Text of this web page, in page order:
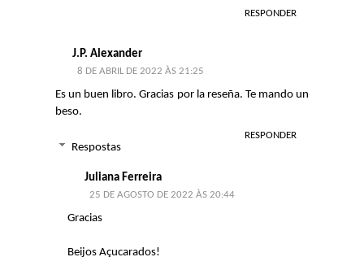
RESPONDER
J.P. Alexander
8 DE ABRIL DE 2022 ÀS 21:25
Es un buen libro. Gracias por la reseña. Te mando un
beso.
RESPONDER
Respostas
Juliana Ferreira
25 DE AGOSTO DE 2022 ÀS 20:44
Gracias
Beijos Açucarados!